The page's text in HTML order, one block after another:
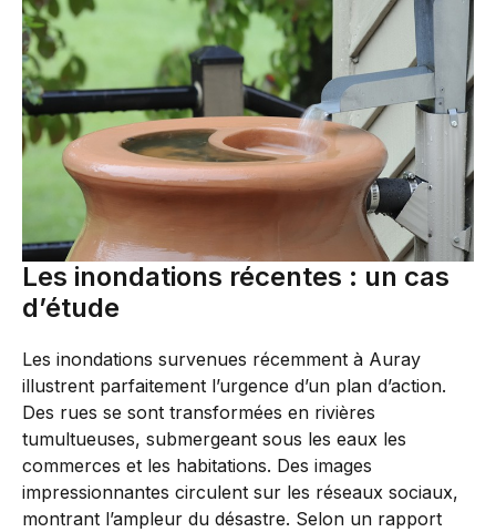
Les inondations récentes : un cas
d’étude
Les inondations survenues récemment à Auray
illustrent parfaitement l’urgence d’un plan d’action.
Des rues se sont transformées en rivières
tumultueuses, submergeant sous les eaux les
commerces et les habitations. Des images
impressionnantes circulent sur les réseaux sociaux,
montrant l’ampleur du désastre. Selon un rapport